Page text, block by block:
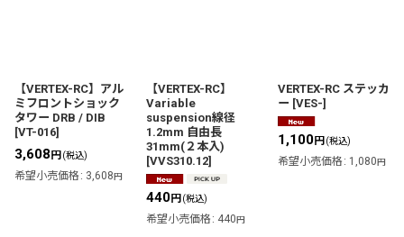
【VERTEX-RC】アル
ミフロントショック
タワー DRB / DIB
[VT-016]
3,608円(税込)
希望小売価格 : 3,608円
【VERTEX-RC】
Variable
suspension線径
1.2mm 自由長
31mm(２本入)
[VVS310.12]
440円(税込)
希望小売価格 : 440円
VERTEX-RC ステッカ
ー [VES-]
1,100円(税込)
希望小売価格 : 1,080円